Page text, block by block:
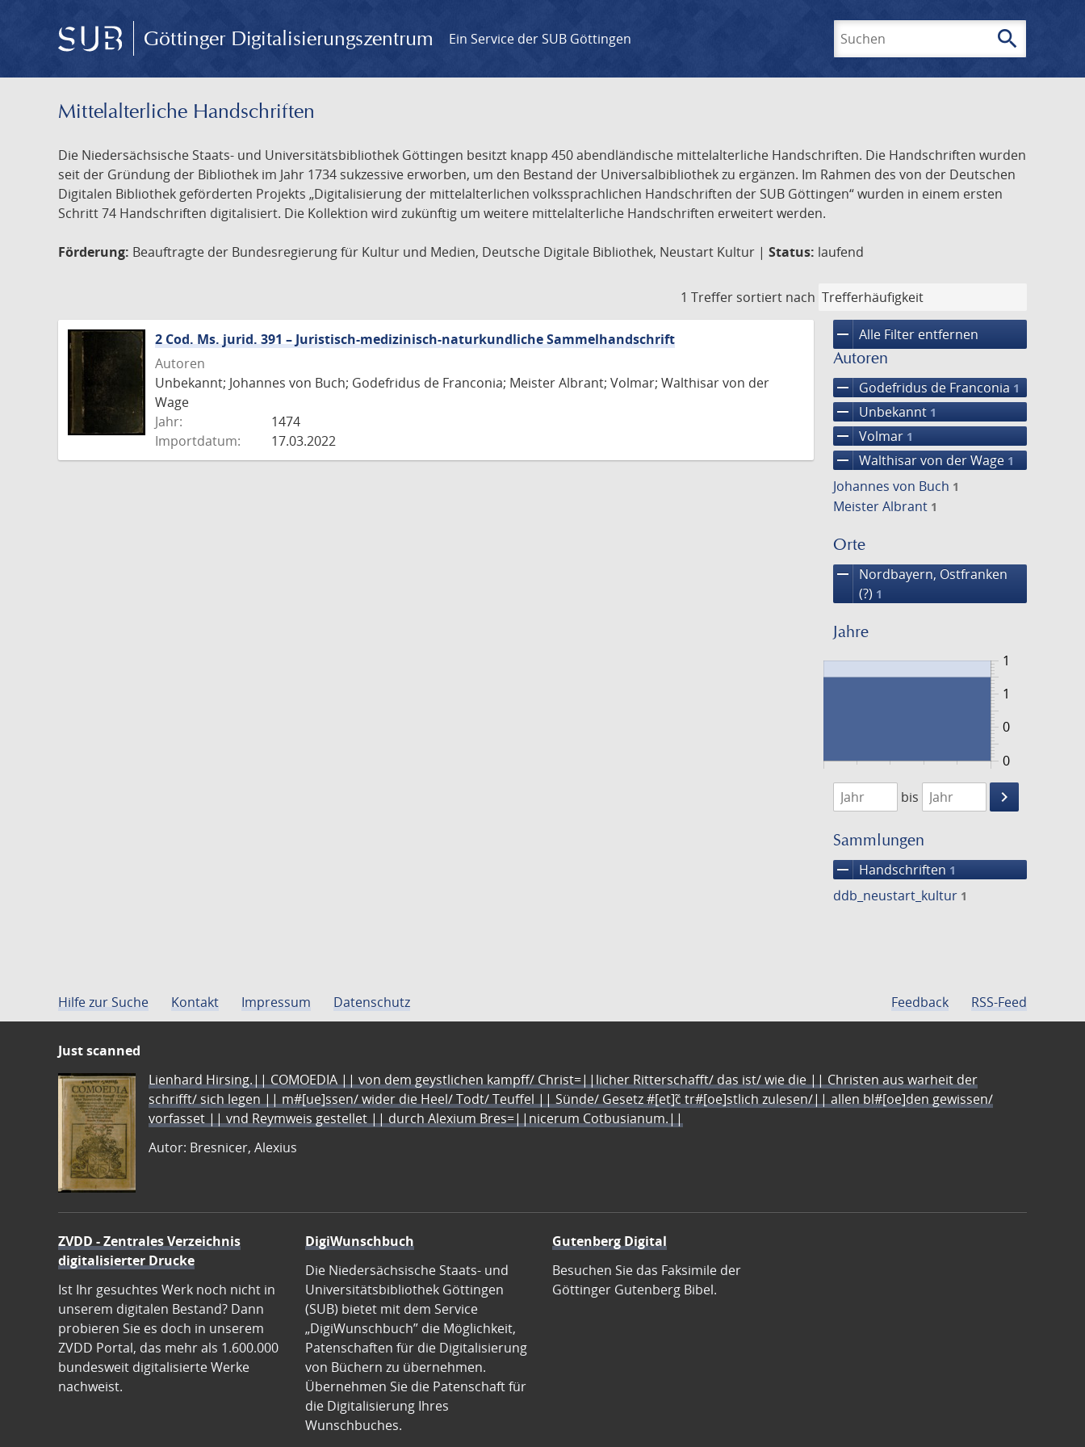
Göttinger Digitalisierungszentrum Ein Service der SUB Göttingen search
Mittelalterliche Handschriften
Die Niedersächsische Staats- und Universitätsbibliothek Göttingen besitzt knapp 450 abendländische mittelalterliche Handschriften. Die Handschriften wurden
seit der Gründung der Bibliothek im Jahr 1734 sukzessive erworben, um den Bestand der Universalbibliothek zu ergänzen. Im Rahmen des von der Deutschen
Digitalen Bibliothek geförderten Projekts „Digitalisierung der mittelalterlichen volkssprachlichen Handschriften der SUB Göttingen“ wurden in einem ersten
Schritt 74 Handschriften digitalisiert. Die Kollektion wird zukünftig um weitere mittelalterliche Handschriften erweitert werden.
Förderung: Beauftragte der Bundesregierung für Kultur und Medien, Deutsche Digitale Bibliothek, Neustart Kultur | Status: laufend
1 Treffer sortiert nach
remove Alle Filter entfernen
Autoren
remove Godefridus de Franconia 1
remove Unbekannt 1
remove Volmar 1
remove Walthisar von der Wage 1
Johannes von Buch 1
Meister Albrant 1
Orte
remove
Nordbayern, Ostfranken
(?) 1
Jahre
0
1
0
1
1474
1475
bis
keyboard_arrow_right
Suche
Sammlungen
remove Handschriften 1
ddb_neustart_kultur 1
2 Cod. Ms. jurid. 391 – Juristisch-medizinisch-naturkundliche Sammelhandschrift
Autoren
Unbekannt; Johannes von Buch; Godefridus de Franconia; Meister Albrant; Volmar; Walthisar von der
Wage
Jahr:
1474
Importdatum:
17.03.2022
Hilfe zur Suche Kontakt Impressum Datenschutz Feedback RSS-Feed
Just scanned
Lienhard Hirsing.|| COMOEDIA || von dem geystlichen kampff/ Christ=||licher Ritterschafft/ das ist/ wie die || Christen aus warheit der
schrifft/ sich legen || m#[ue]ssen/ wider die Heel/ Todt/ Teuffel || Sünde/ Gesetz #[et]c̃ tr#[oe]stlich zulesen/|| allen bl#[oe]den gewissen/
vorfasset || vnd Reymweis gestellet || durch Alexium Bres=||nicerum Cotbusianum.||
Autor: Bresnicer, Alexius
ZVDD - Zentrales Verzeichnis
digitalisierter Drucke
Ist Ihr gesuchtes Werk noch nicht in
unserem digitalen Bestand? Dann
probieren Sie es doch in unserem
ZVDD Portal, das mehr als 1.600.000
bundesweit digitalisierte Werke
nachweist.
DigiWunschbuch
Die Niedersächsische Staats- und
Universitätsbibliothek Göttingen
(SUB) bietet mit dem Service
„DigiWunschbuch” die Möglichkeit,
Patenschaften für die Digitalisierung
von Büchern zu übernehmen.
Übernehmen Sie die Patenschaft für
die Digitalisierung Ihres
Wunschbuches.
Gutenberg Digital
Besuchen Sie das Faksimile der
Göttinger Gutenberg Bibel.